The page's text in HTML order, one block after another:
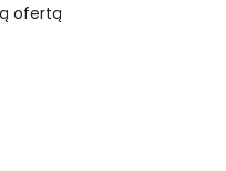
ofertą